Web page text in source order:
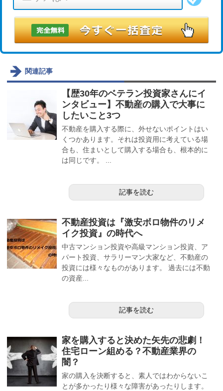
関連記事
【歴30年のベテラン投資家さんにイ
ンタビュー】不動産の購入で大事に
したいこと3つ
不動産を購入する際に、外せないポイントはい
くつかあります。それは投資用に考えている場
合も、住まいとして購入する場合も、根本的に
は同じです。 ...
記事を読む
不動産投資は『激安ボロ物件のリメ
イク投資』の時代へ
中古マンション投資や高級マンション投資、ア
パート投資、サラリーマン大家など、不動産の
投資には様々なものがあります。 過去には不動
の資産...
記事を読む
家を購入すると決めた矢先の悲劇！
住宅ローン組める？不動産業界の
闇？
家の購入を決断すると、素人ではわからないこ
とが多かったり様々な障害があったりします。